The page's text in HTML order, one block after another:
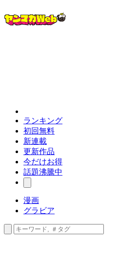
ランキング
初回無料
新連載
更新作品
今だけお得
話題沸騰中
漫画
グラビア